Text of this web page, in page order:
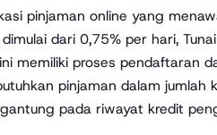
pinjaman online yang
dari 0,75% per hari,
memiliki proses pendaftaran
pinjaman dalam
pada riwayat kredit